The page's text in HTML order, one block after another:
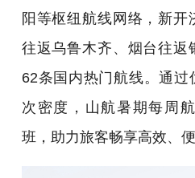
阳等枢纽航线网络，新开
往返乌鲁木齐、烟台往返
62条国内热门航线。通
次密度，山航暑期每周
班，助力旅客畅享高效、